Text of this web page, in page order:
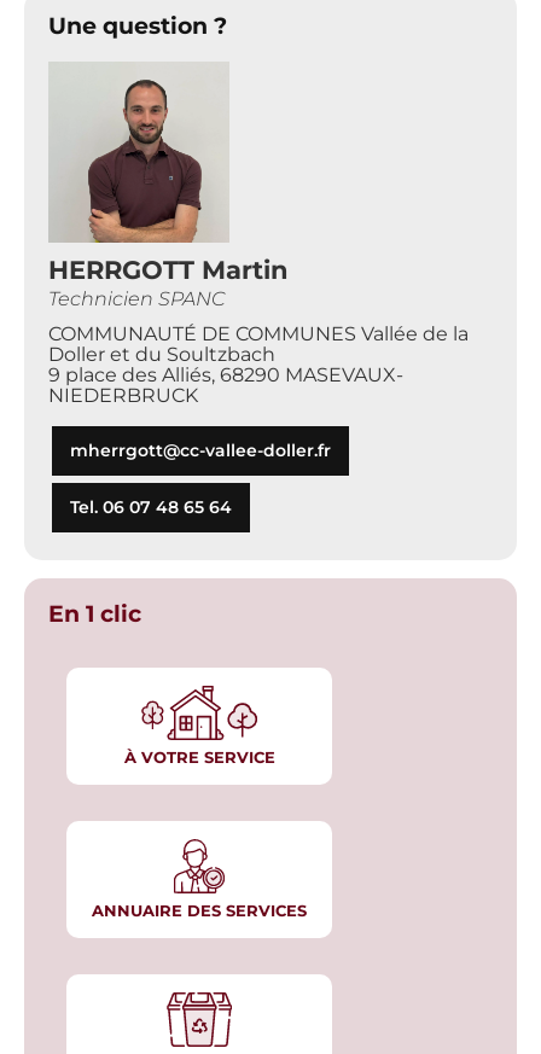
Une question ?
HERRGOTT Martin
Technicien SPANC
COMMUNAUTÉ DE COMMUNES Vallée de la
Doller et du Soultzbach
9 place des Alliés, 68290 MASEVAUX-
NIEDERBRUCK
mherrgott@cc-vallee-doller.fr
Tel. 06 07 48 65 64
En 1 clic
À VOTRE SERVICE
ANNUAIRE DES SERVICES